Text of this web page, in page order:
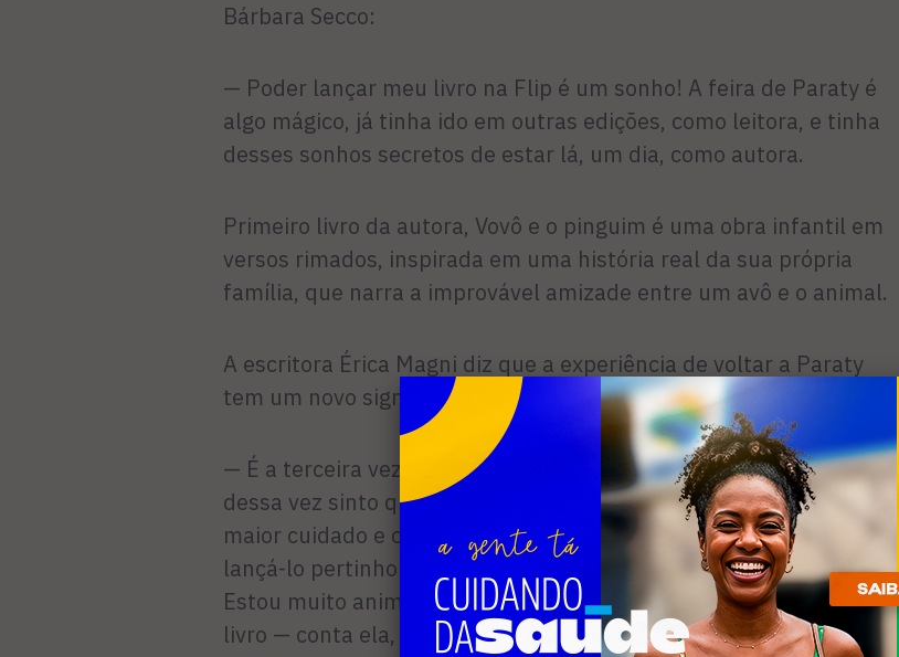
Bárbara Secco:
— Poder lançar meu livro na Flip é um sonho! A feira de Paraty é
algo mágico, já tinha ido em outras edições, como leitora, e tinha
desses sonhos secretos de estar lá, um dia, como autora.
Primeiro livro da autora, Vovô e o pinguim é uma obra infantil em
versos rimados, inspirada em uma história real da sua própria
família, que narra a improvável amizade entre um avô e o animal.
A escritora Érica Magni diz que a experiência de voltar a Paraty
tem um novo significado:
— É a terceira vez que participo da Flip lançando uma obra, mas
dessa vez sinto que é diferente, pois recebi da Sophia Editora o
maior cuidado e carinho do mundo. O livro está lindo e poder
lançá-lo pertinho do mar está me dando uma empolgação a mais.
Estou muito animada para saber o que os leitores vão achar do
livro — conta ela, que também é autora de Poérica e Areia na